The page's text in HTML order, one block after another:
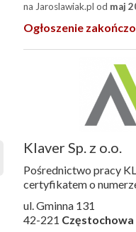
na Jaroslawiak.pl od maj
Ogłoszenie
Klaver Sp. z o.o.
Pośrednictwo pracy
certyfikatem o
ul. Gminna 131
42-221 Częstochowa